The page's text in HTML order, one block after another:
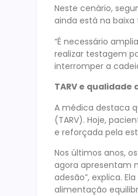
Neste cenário,
ainda está na
“É necessário
realizar testagem
interromper a
TARV e
A médica destaca
(TARV). Hoje,
e reforçada pela
Nos últimos anos,
agora apresentam
adesão”, explica.
alimentação